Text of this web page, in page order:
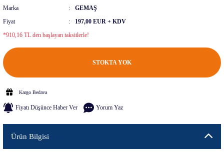
Marka
GEMAŞ
Fiyat
197,00 EUR + KDV
*910,16 TL den başlayan taksitlerle!
STOKTA YOK
Kargo Bedava
Fiyatı Düşünce Haber Ver Yorum Yaz
Ürün Bilgisi